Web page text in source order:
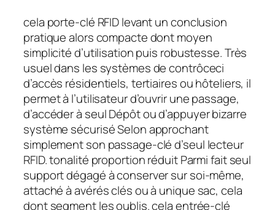
cela porte-clé RFID levant un conclusion
pratique alors compacte dont moyen
simplicité d’utilisation puis robustesse. Très
usuel dans les systèmes de contrôceci
d’accès résidentiels, tertiaires ou hôteliers, il
permet à l’utilisateur d’ouvrir une passage,
d’accéder à seul Dépôt ou d’appuyer bizarre
système sécurisé Selon approchant
simplement son passage-clé d’seul lecteur
RFID. tonalité proportion réduit Parmi fait seul
support dégagé à conserver sur soi-même,
attaché à avérés clés ou à unique sac, cela
dont segment les oublis. cela entrée-clé